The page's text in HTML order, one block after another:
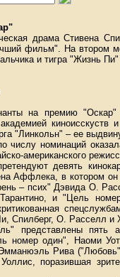
драма Стивена
фильм". На втором
и тигра "Жизнь Пи"
на премию "Оскар"
киноисскуств
"Линкольн" – ее
номинаций
американского
девять
Аффлека, в котором он
– псих" Дэвида О.
и "Цель
Спилберг, О. Расселл и
представлены пять
номер один", Наоми
Рива
поразившая